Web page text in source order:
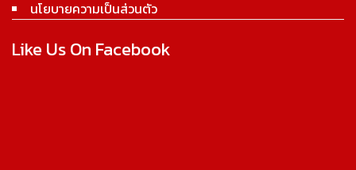
นโยบายความเป็นส่วนตัว
Like Us On Facebook